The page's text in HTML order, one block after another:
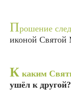
Прошение
иконой Святой
К каким
ушёл к другой?